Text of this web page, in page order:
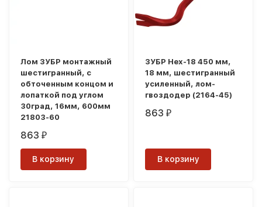
Лом ЗУБР монтажный
шестигранный, с
обточенным концом и
лопаткой под углом
30град, 16мм, 600мм
21803-60
863₽
В корзину
ЗУБР Hex-18 450 мм,
18 мм, шестигранный
усиленный, лом-
гвоздодер (2164-45)
863₽
В корзину